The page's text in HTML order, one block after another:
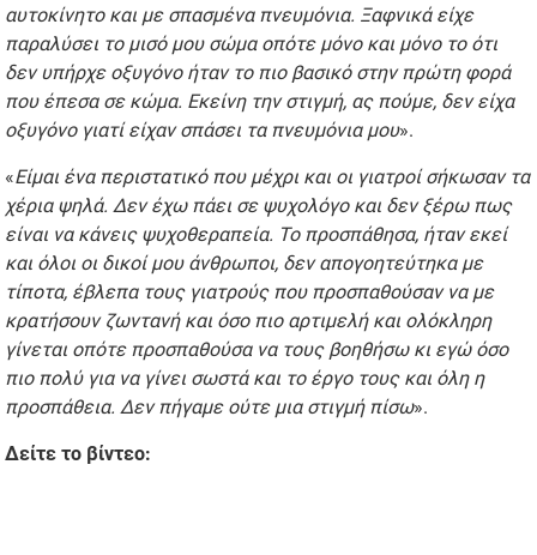
αυτοκίνητο και με σπασμένα πνευμόνια. Ξαφνικά είχε
παραλύσει το μισό μου σώμα οπότε μόνο και μόνο το ότι
δεν υπήρχε οξυγόνο ήταν το πιο βασικό στην πρώτη φορά
που έπεσα σε κώμα. Εκείνη την στιγμή, ας πούμε, δεν είχα
οξυγόνο γιατί είχαν σπάσει τα πνευμόνια μου».
«Είμαι ένα περιστατικό που μέχρι και οι γιατροί σήκωσαν τα
χέρια ψηλά. Δεν έχω πάει σε ψυχολόγο και δεν ξέρω πως
είναι να κάνεις ψυχοθεραπεία. Το προσπάθησα, ήταν εκεί
και όλοι οι δικοί μου άνθρωποι, δεν απογοητεύτηκα με
τίποτα, έβλεπα τους γιατρούς που προσπαθούσαν να με
κρατήσουν ζωντανή και όσο πιο αρτιμελή και ολόκληρη
γίνεται οπότε προσπαθούσα να τους βοηθήσω κι εγώ όσο
πιο πολύ για να γίνει σωστά και το έργο τους και όλη η
προσπάθεια. Δεν πήγαμε ούτε μια στιγμή πίσω».
Δείτε το βίντεο: